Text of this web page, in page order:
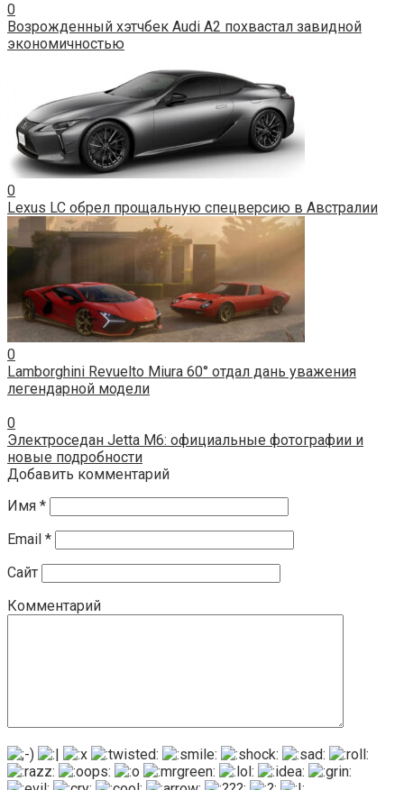
0
Возрожденный хэтчбек Audi A2 похвастал завидной
экономичностью
0
Lexus LC обрел прощальную спецверсию в Австралии
0
Lamborghini Revuelto Miura 60° отдал дань уважения
легендарной модели
0
Электроседан Jetta M6: официальные фотографии и
новые подробности
Добавить комментарий
Имя *
Email *
Сайт
Комментарий